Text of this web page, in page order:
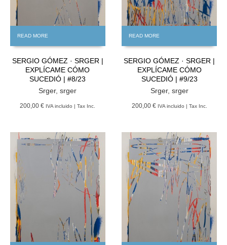
READ MORE
SERGIO GÓMEZ · SRGER |
EXPLÍCAME CÓMO
SUCEDIÓ | #8/23
Srger,srger
200,00 € IVA incluido | Tax Inc.
READ MORE
SERGIO GÓMEZ · SRGER |
EXPLÍCAME CÓMO
SUCEDIÓ | #9/23
Srger, srger
200,00 € IVA incluido | Tax Inc.